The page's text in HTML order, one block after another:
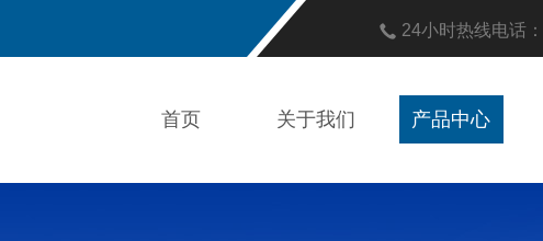
24小时热线电话：
首页 关于我们 产品中心